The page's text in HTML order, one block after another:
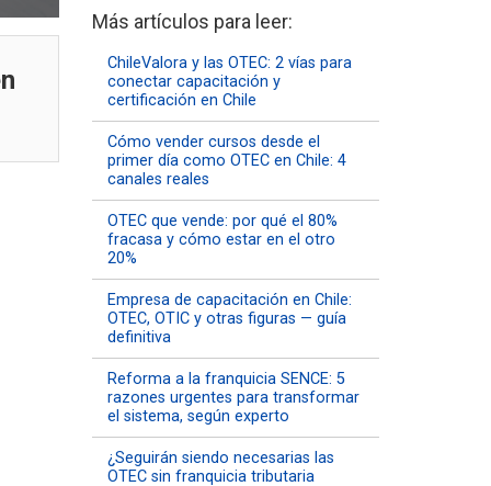
Más artículos para leer:
ChileValora y las OTEC: 2 vías para
conectar capacitación y
certificación en Chile
Cómo vender cursos desde el
primer día como OTEC en Chile: 4
canales reales
OTEC que vende: por qué el 80%
fracasa y cómo estar en el otro
20%
Empresa de capacitación en Chile:
OTEC, OTIC y otras figuras — guía
definitiva
Reforma a la franquicia SENCE: 5
razones urgentes para transformar
el sistema, según experto
¿Seguirán siendo necesarias las
OTEC sin franquicia tributaria